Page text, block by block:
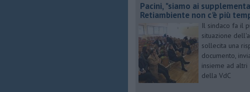
Pacini, "siamo ai
Retiambiente non c'è più
Il sindaco fa il
situazione
sollecita una
documento,
insieme ad altri
della VdC